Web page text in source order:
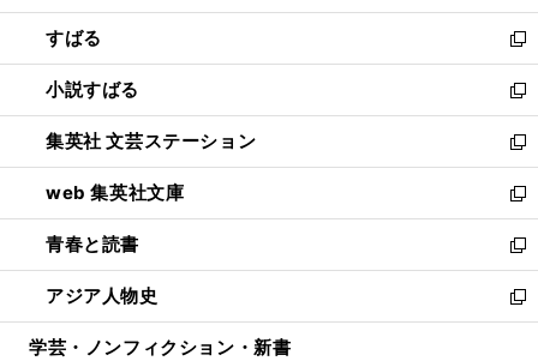
開
く
ウ
で
開
く
ン
ド
ウ
で
開
く
すばる
新
し
い
ウ
ィ
ン
ド
ウ
で
開
く
小説すばる
新
し
い
ウ
ィ
ン
ド
ウ
で
開
集英社 文芸ステーション
新
し
い
ウ
ィ
ン
ド
ウ
web 集英社文庫
新
し
い
ウ
ィ
ン
青春と読書
新
し
い
ウ
アジア人物史
新
し
学芸・ノンフィクション・新書